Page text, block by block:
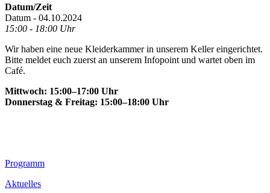
Datum/Zeit
Datum - 04.10.2024
15:00 - 18:00 Uhr
Wir haben eine neue Kleiderkammer in unserem Keller eingerichtet.
Bitte meldet euch zuerst an unserem Infopoint und wartet oben im
Café.
Mittwoch: 15:00–17:00 Uhr
Donnerstag & Freitag: 15:00–18:00 Uhr
Footer
Inhalt
Programm
Aktuelles